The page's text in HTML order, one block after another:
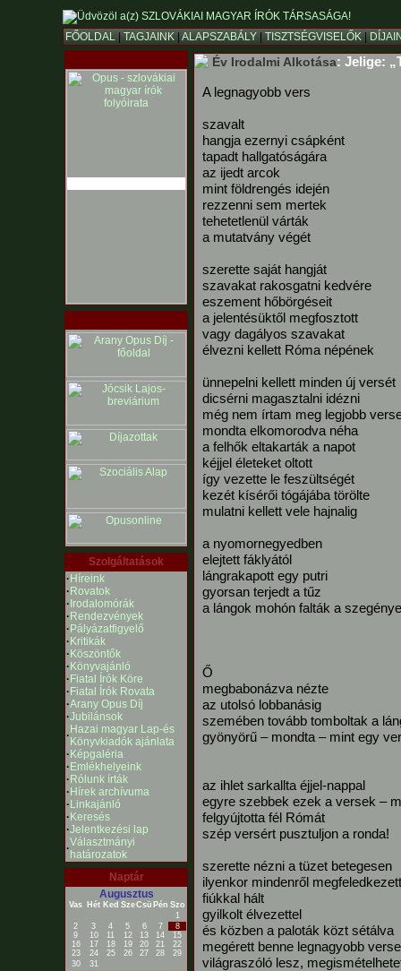
FŐOLDAL TAGJAINK ALAPSZABÁLY TISZTSÉGVISELŐK
Szolgáltatások
· Híreink
· Rovatok
· Irodalomórák
· Rendezvények
· Pályázatfigyelő
· Kritikák
· Köszöntők
· Könyvajánló
· Fiatal Írók Köre
· Fiatal Írók Rovata
·Arany Opus Díj
·Jubilánsok
· Hazai magyar Lap-és
Könyvkiadók ajánlata
· Képgaléria
· Emlékhelyeink
· Rólunk írták
· Hírek archívuma
· Linkajánló
· Keresés
·Jelentkezési lap
·Választmányi
határozatok
Naptár
Augusztus
Vas Hét Ked SzeCsü Pén Szo
1
2
3 4 5 6 7
8
9
10 11 12 13 14
15
16
17 18 19 20 21
22
23
24 25 26 27 28
29
30
31
Év Irodalmi Alkotása: Jelige:
A legnagyobb vers
szavalt
hangja ezernyi csápként
tapadt hallgatóságára
az ijedt arcok
mint földrengés idején
rezzenni sem mertek
tehetetlenül várták
a mutatvány végét
szerette saját hangját
szavakat rakosgatni kedvére
eszement hőbörgéseit
a jelentésüktől megfosztott
vagy dagályos szavakat
élvezni kellett Róma népének
ünnepelni kellett minden új versét
dicsérni magasztalni idézni
még nem írtam meg legjobb
mondta elkomorodva néha
a felhők eltakarták a napot
kéjjel életeket oltott
így vezette le feszültségét
kezét kísérői tógájába törölte
mulatni kellett vele hajnalig
a nyomornegyedben
elejtett fáklyától
lángrakapott egy putri
gyorsan terjedt a tűz
a lángok mohón falták a
Ő
megbabonázva nézte
az utolsó lobbanásig
szemében tovább tomboltak a
gyönyörű – mondta – mint egy
az ihlet sarkallta éjjel-nappal
egyre szebbek ezek a versek –
felgyújtotta fél Rómát
szép versért pusztuljon a ronda!
szerette nézni a tüzet betegesen
ilyenkor mindenről megfeledkezett
fiúkkal hált
gyilkolt élvezettel
és közben a paloták közt sétálva
megérett benne legnagyobb verse
világraszóló lesz,